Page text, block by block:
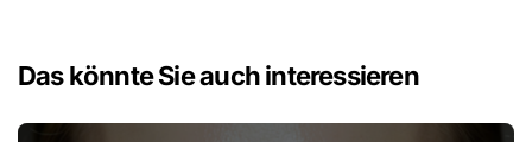
Das könnte Sie auch interessieren